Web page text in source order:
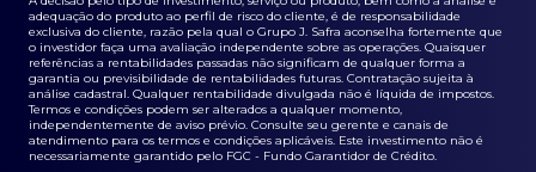
adequação do produto ao perfil de risco do cliente, é de responsabilidade
exclusiva do cliente, razão pela qual o Grupo J. Safra aconselha fortemente que
o investidor faça uma avaliação independente sobre as operações. Quaisquer
referências a rentabilidades passadas não significam de qualquer forma a
garantia ou previsibilidade de rentabilidades futuras. Contratação sujeita à
análise cadastral. Qualquer rentabilidade divulgada não é líquida de impostos.
Termos e condições podem ser alterados a qualquer momento,
independentemente de aviso prévio. Consulte seu gerente e canais de
atendimento para os termos e condições aplicáveis. Este investimento não é
necessariamente garantido pelo FGC - Fundo Garantidor de Crédito.